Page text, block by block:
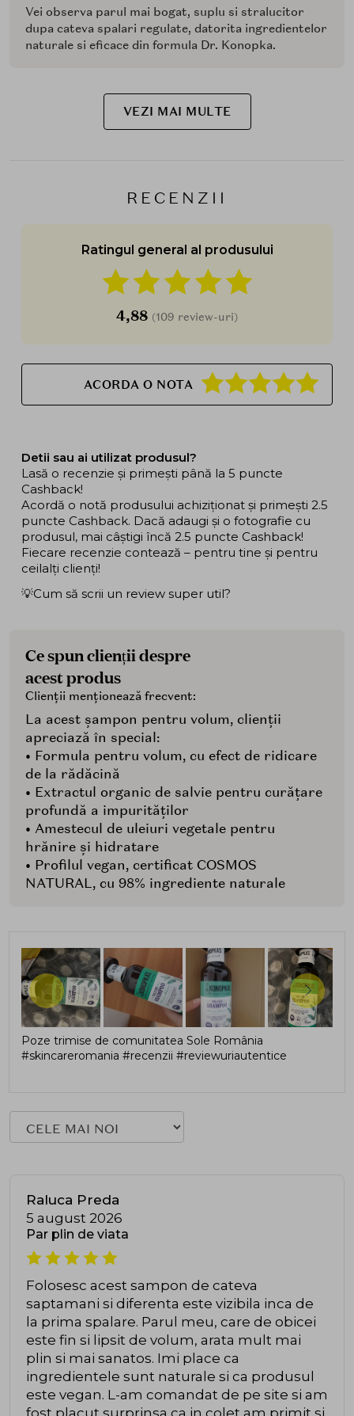
Vei observa parul mai bogat, suplu si stralucitor
dupa cateva spalari regulate, datorita ingredientelor
naturale si eficace din formula Dr. Konopka.
VEZI MAI MULTE
RECENZII
Ratingul general al produsului
4,88 (109 review-uri)
ACORDA O NOTA
Detii sau ai utilizat produsul?
Lasă o recenzie și primești până la 5 puncte
Cashback!
Acordă o notă produsului achiziționat și primești 2.5
puncte Cashback. Dacă adaugi și o fotografie cu
produsul, mai câștigi încă 2.5 puncte Cashback!
Fiecare recenzie contează – pentru tine și pentru
ceilalți clienți!
💡Cum să scrii un review super util?
Ce spun clienții despre
acest produs
Clienții menționează frecvent:
La acest șampon pentru volum, clienții
apreciază în special:
• Formula pentru volum, cu efect de ridicare
de la rădăcină
• Extractul organic de salvie pentru curățare
profundă a impurităților
• Amestecul de uleiuri vegetale pentru
hrănire și hidratare
• Profilul vegan, certificat COSMOS
NATURAL, cu 98% ingrediente naturale
Poze trimise de comunitatea Sole România
#skincareromania #recenzii #reviewuriautentice
Raluca Preda
5 august 2026
Par plin de viata
Folosesc acest sampon de cateva
saptamani si diferenta este vizibila inca de
la prima spalare. Parul meu, care de obicei
este fin si lipsit de volum, arata mult mai
plin si mai sanatos. Imi place ca
ingredientele sunt naturale si ca produsul
este vegan. L-am comandat de pe site si am